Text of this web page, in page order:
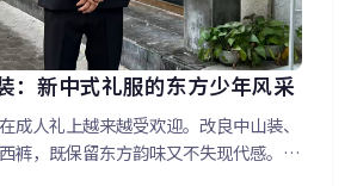
：新中式礼服的东方少年风采
成人礼上越来越受欢迎。改良中山装、
裤，既保留东方韵味又不失现代感。本